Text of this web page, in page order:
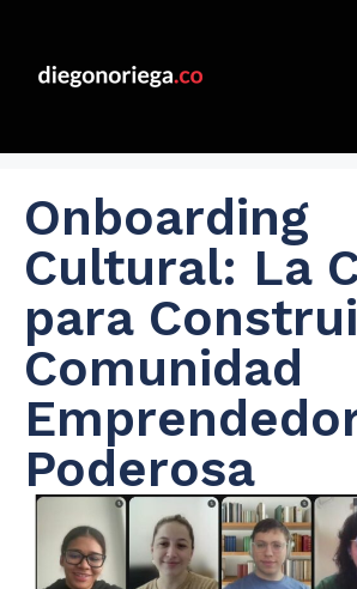
Onboarding
Cultural: La
para
Comunidad
Poderosa